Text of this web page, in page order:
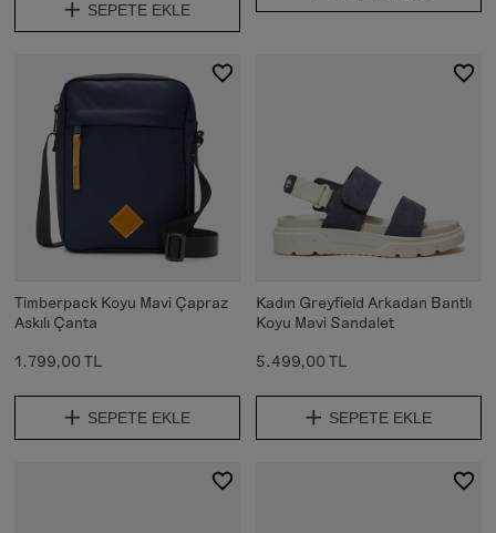
SEPETE EKLE
Timberpack Koyu Mavi Çapraz
Askılı Çanta
1.799,00 TL
SEPETE EKLE
Kadın Greyfield Arkadan Bantlı
Koyu Mavi Sandalet
5.499,00 TL
SEPETE EKLE